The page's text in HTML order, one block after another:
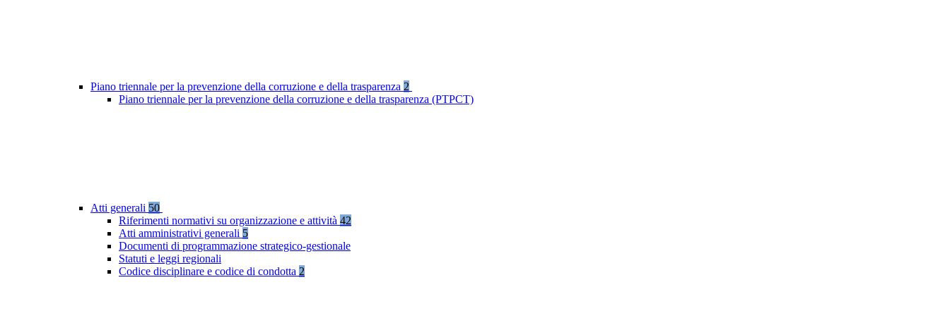
Piano triennale per la prevenzione della corruzione e della trasparenza 2
Piano triennale per la prevenzione della corruzione e della trasparenza (PTPCT)
Atti generali 50
Riferimenti normativi su organizzazione e attività 42
Atti amministrativi generali 5
Documenti di programmazione strategico-gestionale
Statuti e leggi regionali
Codice disciplinare e codice di condotta 2